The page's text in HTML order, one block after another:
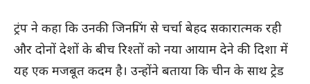
ट्रंप ने कहा कि उनकी जिनपिंग से चर्चा बेहद सकारात्मक रही
और दोनों देशों के बीच रिश्तों को नया आयाम देने की दिशा में
यह एक मजबूत कदम है। उन्होंने बताया कि चीन के साथ ट्रेड